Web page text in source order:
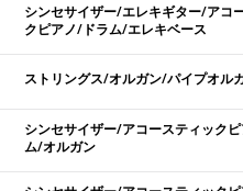
シンセサイザー/エレキギター/アコ
クピアノ/ドラム/エレキベース
ストリングス/オルガン/パイプオル
シンセサイザー/アコースティック
ム/オルガン